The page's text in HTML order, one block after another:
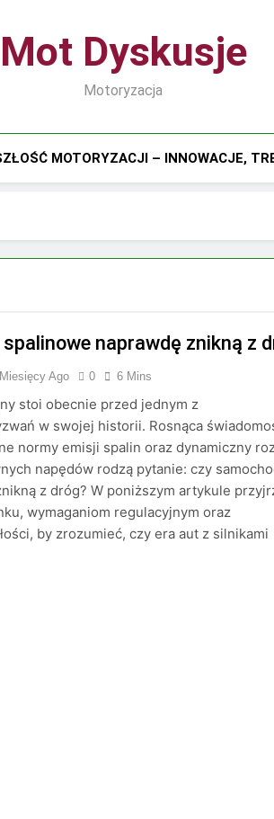
Mot Dyskusje
Motoryzacja
MOTORYZACJI – INNOWACJE,
naprawdę znikną z
Ago 0 6 Mins
stoi obecnie przed jednym z
w swojej historii. Rosnąca
normy emisji spalin oraz dynamiczny
napędów rodzą pytanie: czy
z dróg? W poniższym artykule
wymaganiom regulacyjnym oraz
by zrozumieć, czy era aut z silnikami